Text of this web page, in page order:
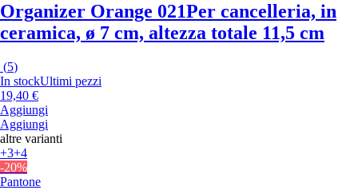
Organizer Orange 021Per cancelleria, in
ceramica, ø 7 cm, altezza totale 11,5 cm
(5)
In stockUltimi pezzi
19,40 €
Aggiungi
Aggiungi
altre varianti
+3+4
-20%
Pantone